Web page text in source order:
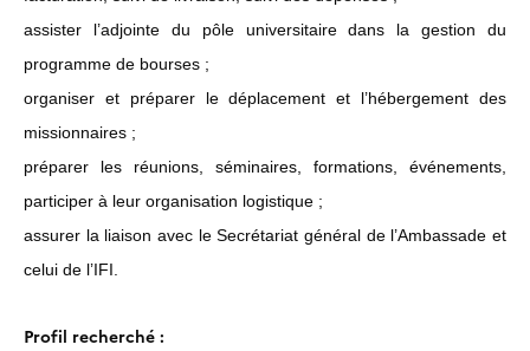
assister l’adjointe du pôle universitaire dans la gestion du
programme de bourses ;
organiser et préparer le déplacement et l’hébergement des
missionnaires ;
préparer les réunions, séminaires, formations, événements,
participer à leur organisation logistique ;
assurer la liaison avec le Secrétariat général de l’Ambassade et
celui de l’IFI.
Profil recherché :